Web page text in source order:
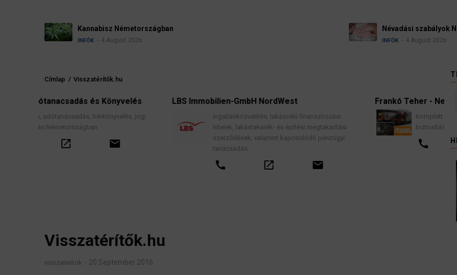
Németországban
4 August 2026
Névadási szabályok Németországban
4 August 2026
Morzsa
Címlap / Visszatérítők.hu
jogi
LBS Immobilien-GmbH NordWest
Ingatlanközvetítés, lakáscélú finanszírozási
hitelek, lakástakarék- és építési megtakarítási
szerződések, valamint kapcsolódó pénzügyi
tanácsadás.
email
Frankó Teher - Nemzetközi Költöztetés
Komplett lakások professzionális költöztetése
biztosítással, teljes garancia vállalással.
call
Visszatérítők.hu
visszateritok 20 September 2016